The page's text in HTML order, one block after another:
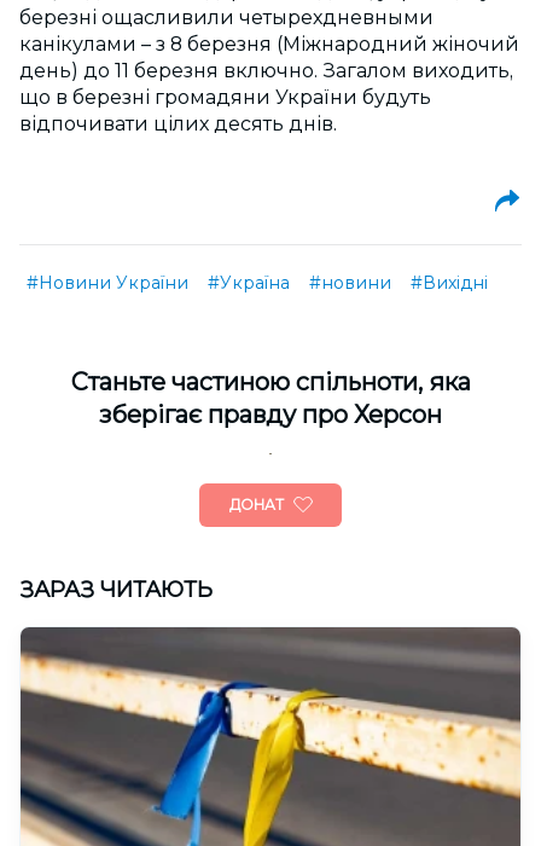
березні ощасливили четырехдневными
канікулами – з 8 березня (Міжнародний жіночий
день) до 11 березня включно. Загалом виходить,
що в березні громадяни України будуть
відпочивати цілих десять днів.
#Новини України #Україна #новини #Вихідні
Cтаньте частиною спільноти, яка
зберігає правду про Херсон
ДОНАТ
ЗАРАЗ ЧИТАЮТЬ